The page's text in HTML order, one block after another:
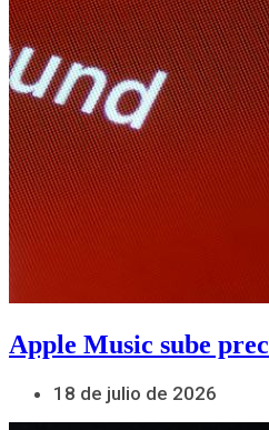
Apple Music sube
18 de julio de 2026